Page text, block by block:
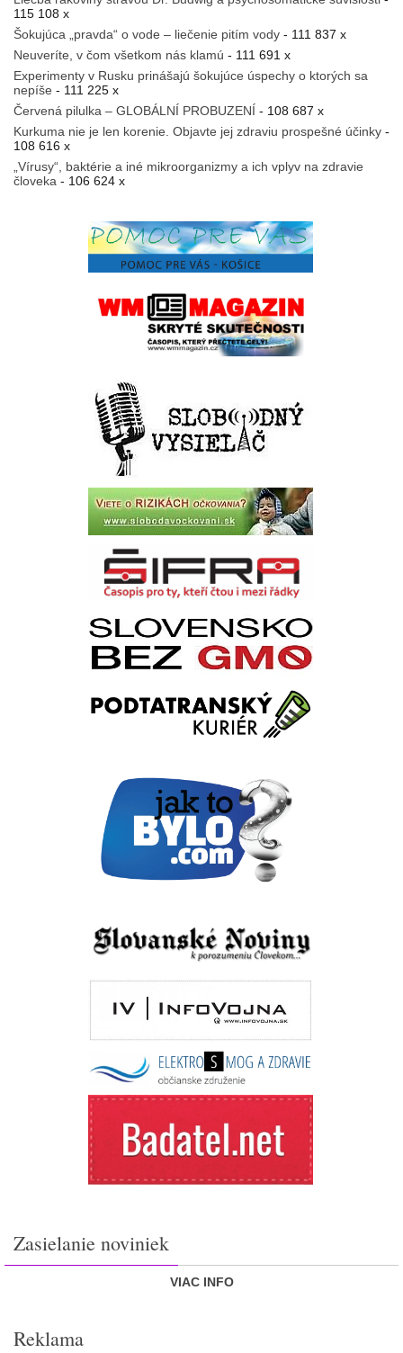
115 108 x
Šokujúca „pravda“ o vode – liečenie pitím vody - 111 837 x
Neuveríte, v čom všetkom nás klamú - 111 691 x
Experimenty v Rusku prinášajú šokujúce úspechy o ktorých sa
nepíše - 111 225 x
Červená pilulka – GLOBÁLNÍ PROBUZENÍ - 108 687 x
Kurkuma nie je len korenie. Objavte jej zdraviu prospešné účinky -
108 616 x
„Vírusy“, baktérie a iné mikroorganizmy a ich vplyv na zdravie
človeka - 106 624 x
Zasielanie noviniek
VIAC INFO
Reklama